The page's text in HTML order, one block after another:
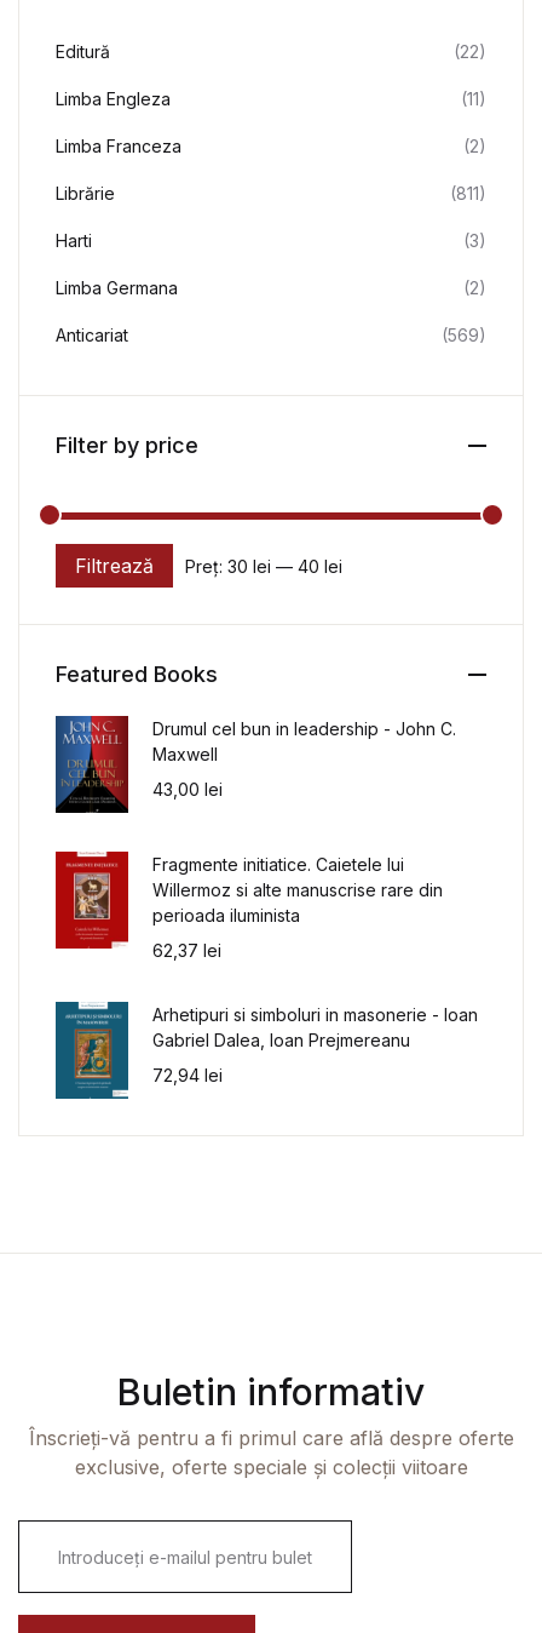
Editură (22)
Limba Engleza (11)
Limba Franceza (2)
Librărie (811)
Harti (3)
Limba Germana (2)
Anticariat (569)
Filter by price
Preț minim
Preț maxim
Filtrează Preț: 30 lei — 40 lei
Featured Books
Drumul cel bun in leadership - John C.
Maxwell
43,00 lei
Fragmente initiatice. Caietele lui
Willermoz si alte manuscrise rare din
perioada iluminista
62,37 lei
Arhetipuri si simboluri in masonerie - Ioan
Gabriel Dalea, Ioan Prejmereanu
72,94 lei
Buletin informativ
Înscrieți-vă pentru a fi primul care află despre oferte
exclusive, oferte speciale și colecții viitoare
i
l